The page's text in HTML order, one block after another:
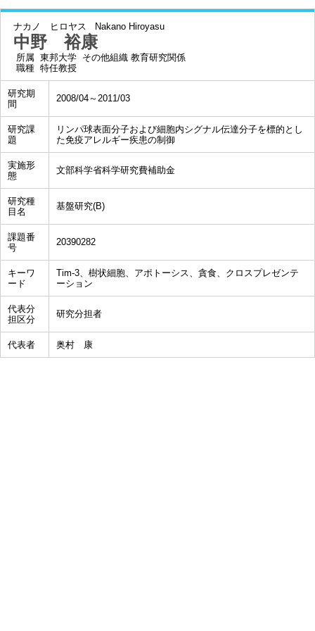
ナカノ ヒロヤス Nakano Hiroyasu
中野 裕康
所属 東邦大学 その他組織 教育研究関係
職種 特任教授
研究期
間
2008/04～2011/03
研究課
題
リンパ球表面分子および細胞内シグナル伝達分子を標的とし
た免疫アレルギー疾患の制御
実施形
態
文部科学省科学研究費補助金
研究種
目名
基盤研究(B)
課題番
号
20390282
キーワ
ード
Tim-3、樹状細胞、アポトーシス、貪食、クロスプレゼンテ
ーション
代表分
担区分
研究分担者
代表者 奥村 康